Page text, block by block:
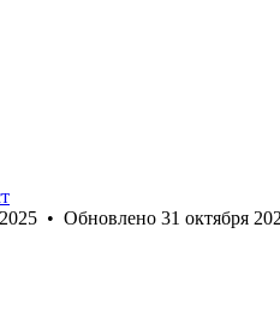
• Обновлено 31 октября